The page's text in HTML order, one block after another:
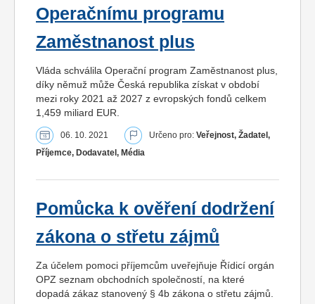
Operačnímu programu
Zaměstnanost plus
Vláda schválila Operační program Zaměstnanost plus,
díky němuž může Česká republika získat v období
mezi roky 2021 až 2027 z evropských fondů celkem
1,459 miliard EUR.
06. 10. 2021 Určeno pro: Veřejnost, Žadatel,
Příjemce, Dodavatel, Média
Pomůcka k ověření dodržení
zákona o střetu zájmů
Za účelem pomoci příjemcům uveřejňuje Řídicí orgán
OPZ seznam obchodních společností, na které
dopadá zákaz stanovený § 4b zákona o střetu zájmů.